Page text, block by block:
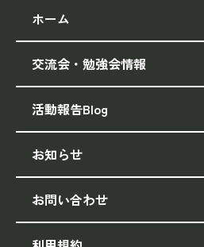
ホーム
交流会・勉強会情報
活動報告Blog
お知らせ
お問い合わせ